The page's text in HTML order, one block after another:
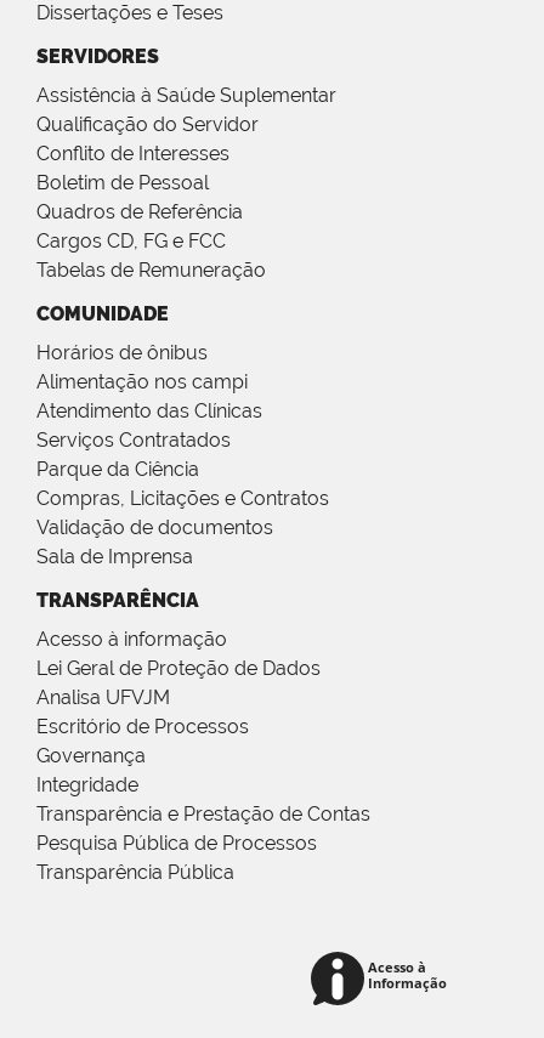
Dissertações e Teses
SERVIDORES
Assistência à Saúde Suplementar
Qualificação do Servidor
Conflito de Interesses
Boletim de Pessoal
Quadros de Referência
Cargos CD, FG e FCC
Tabelas de Remuneração
COMUNIDADE
Horários de ônibus
Alimentação nos campi
Atendimento das Clínicas
Serviços Contratados
Parque da Ciência
Compras, Licitações e Contratos
Validação de documentos
Sala de Imprensa
TRANSPARÊNCIA
Acesso à informação
Lei Geral de Proteção de Dados
Analisa UFVJM
Escritório de Processos
Governança
Integridade
Transparência e Prestação de Contas
Pesquisa Pública de Processos
Transparência Pública